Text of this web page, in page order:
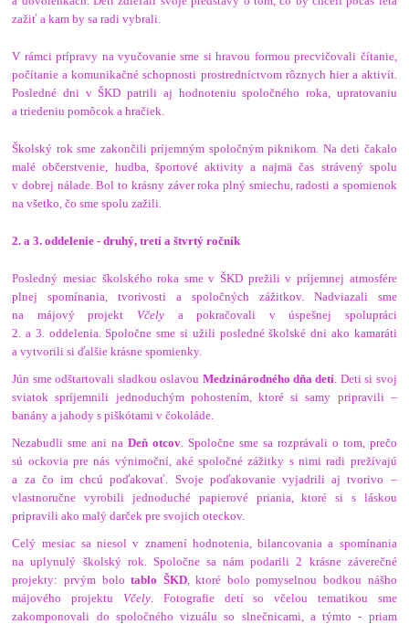
zažiť a kam by sa radi vybrali.
V rámci prípravy na vyučovanie sme si hravou formou precvičovali čítanie,
počítanie a komunikačné schopnosti prostredníctvom rôznych hier a aktivít.
Posledné dni v ŠKD patrili aj hodnoteniu spoločného roka, upratovaniu
a triedeniu pomôcok a hračiek.
Školský rok sme zakončili príjemným spoločným piknikom. Na deti čakalo
malé občerstvenie, hudba, športové aktivity a najmä čas strávený spolu
v dobrej nálade. Bol to krásny záver roka plný smiechu, radosti a spomienok
na všetko, čo sme spolu zažili.
2. a 3. oddelenie - druhý, tretí a štvrtý ročník
Posledný mesiac školského roka sme v ŠKD prežili v príjemnej atmosfére
plnej spomínania, tvorivosti a spoločných zážitkov. Nadviazali sme
na májový projekt Včelya pokračovali v úspešnej spolupráci
2. a 3. oddelenia. Spoločne sme si užili posledné školské dni ako kamaráti
a vytvorili si ďalšie krásne spomienky.
Jún sme odštartovali sladkou oslavou Medzinárodného dňa detí . Deti si svoj
sviatok spríjemnili jednoduchým pohostením, ktoré si samy pripravili –
banány a jahody s piškótami v čokoláde.
Nezabudli sme ani naDeň otcov . Spoločne sme sa rozprávali o tom, prečo
sú ockovia pre nás výnimoční, aké spoločné zážitky s nimi radi prežívajú
a za čo im chcú poďakovať. Svoje poďakovanie vyjadrili aj tvorivo –
vlastnoručne vyrobili jednoduché papierové priania, ktoré si s láskou
pripravili ako malý darček pre svojich oteckov.
Celý mesiac sa niesol v znamení hodnotenia, bilancovania a spomínania
na uplynulý školský rok. Spoločne sa nám podarili 2 krásne záverečné
projekty: prvým bolotablo ŠKD, ktoré bolo pomyselnou bodkou nášho
májového projektu Včely. Fotografie detí so včelou tematikou sme
zakomponovali do spoločného vizuálu so slnečnicami, a týmto - priam